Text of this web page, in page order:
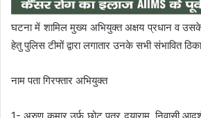
घटना में शामिल मुख्य अभियुक्त अक्षय प्रधान व उसके
हेतु पुलिस टीमों द्वारा लगातार उनके सभी संभावित
नाम पता गिरफ्तार अभियुक्त